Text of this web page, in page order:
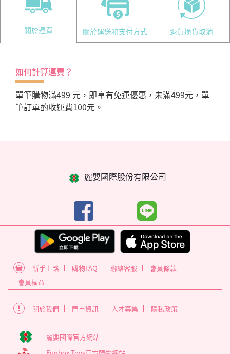
關於運費 關於運送和支付方式 退貨換貨取消
如何計算運費？
單筆購物滿499 元，即享有免運優惠，未滿499元，單
筆訂單酌收運費100元。
麗嬰國際股份有限公司
新手上路 購物FAQ 聯絡客服
會員條款
會員權益
關於我們 門市資訊 人才募集 隱私政策
麗嬰國際官方網站